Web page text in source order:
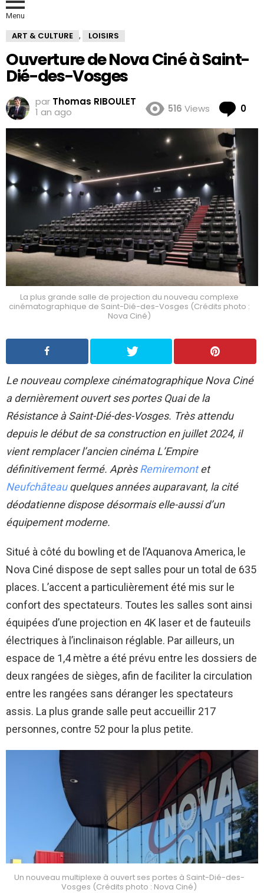
Menu
ART & CULTURE , LOISIRS
Ouverture de Nova Ciné à Saint-
Dié-des-Vosges
par Thomas RIBOULET
1 an ago
516 Views 0
La plus grande salle de projection du nouveau complexe
cinématographique de Saint-Dié-des-Vosges (Crédits photo :
Nova Ciné)
Le nouveau complexe cinématographique Nova Ciné
a dernièrement ouvert ses portes Quai de la
Résistance à Saint-Dié-des-Vosges. Très attendu
depuis le début de sa construction en juillet 2024, il
vient remplacer l’ancien cinéma L’Empire
définitivement fermé. AprèsRemiremontet
Neufchâteauquelques années auparavant, la cité
déodatienne dispose désormais elle-aussi d’un
équipement moderne.
Situé à côté du bowling et de l’Aquanova America, le
Nova Ciné dispose de sept salles pour un total de 635
places. L’accent a particulièrement été mis sur le
confort des spectateurs. Toutes les salles sont ainsi
équipées d’une projection en 4K laser et de fauteuils
électriques à l’inclinaison réglable. Par ailleurs, un
espace de 1,4 mètre a été prévu entre les dossiers de
deux rangées de sièges, afin de faciliter la circulation
entre les rangées sans déranger les spectateurs
assis. La plus grande salle peut accueillir 217
personnes, contre 52 pour la plus petite.
Un nouveau multiplexe à ouvert ses portes à Saint-Dié-des-
Vosges (Crédits photo : Nova Ciné)